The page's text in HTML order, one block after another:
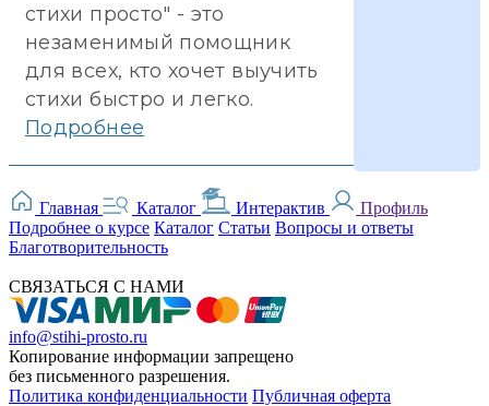
стихи просто" - это
незаменимый помощник
для всех, кто хочет выучить
стихи быстро и легко.
Подробнее
Главная Каталог Интерактив
Профиль
Подробнее о курсе Каталог Статьи Вопросы и ответы
Благотворительность
СВЯЗАТЬСЯ С НАМИ
info@stihi-prosto.ru
Копирование информации запрещено
без письменного разрешения.
Политика конфиденциальности Публичная оферта